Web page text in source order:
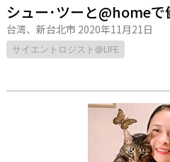
シュー･ツーと@homeで
台湾、新台北市 2020年11月21日
サイエントロジスト@LIFE